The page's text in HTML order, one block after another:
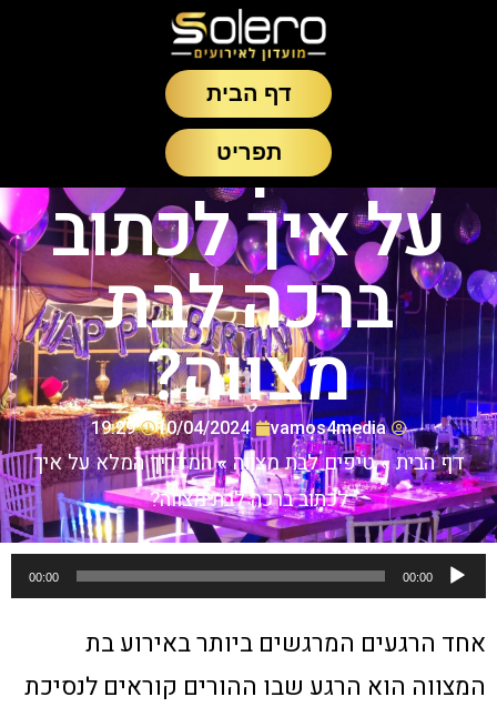
דף הבית
תפריט
המדריך המלא
על איך לכתוב
ברכה לבת
מצווה?
vamos4media
10/04/2024
19:29
דף הבית»טיפים לבת מצווה»המדריך המלא על איך
לכתוב ברכה לבת מצווה?
נגן
00:00
00:00
אחד הרגעים המרגשים ביותר באירוע בת
המצווה הוא הרגע שבו ההורים קוראים לנסיכת